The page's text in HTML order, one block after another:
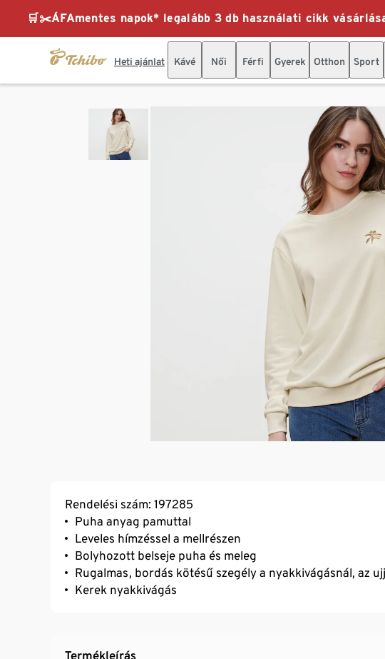
🛒✂️ÁFAmentes napok* legalább 3 db használati cikk
Heti ajánlat Kávé Női Férfi Gyerek Otthon Sport
Rendelési szám: 197285
Puha anyag pamuttal
Leveles hímzéssel a mellrészen
Bolyhozott belseje puha és meleg
Rugalmas, bordás kötésű szegély a nyakkivágásnál, az
Kerek nyakkivágás
Termékleírás